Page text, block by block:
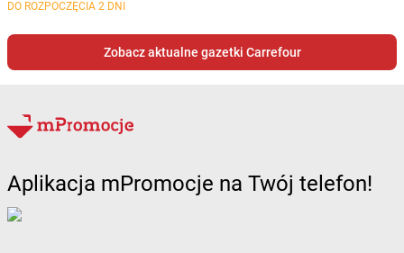
DO ROZPOCZĘCIA 2 DNI
Zobacz aktualne gazetki Carrefour
Aplikacja mPromocje na Twój telefon!